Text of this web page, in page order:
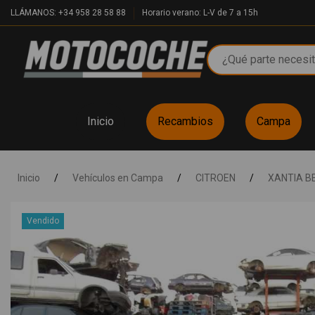
LLÁMANOS: +34 958 28 58 88 Horario verano: L-V de 7 a 15h
Inicio Recambios Campa
Inicio / Vehículos en Campa / CITROEN / XANTIA
Vendido